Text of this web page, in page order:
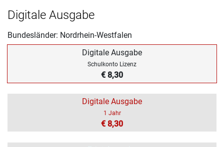
Digitale Ausgabe
Bundesländer: Nordrhein-Westfalen
Digitale Ausgabe
Schulkonto Lizenz
€ 8,30
Digitale Ausgabe
1 Jahr
€ 8,30